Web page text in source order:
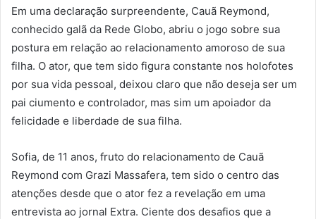
Em uma declaração surpreendente, Cauã Reymond,
conhecido galã da Rede Globo, abriu o jogo sobre sua
postura em relação ao relacionamento amoroso de sua
filha. O ator, que tem sido figura constante nos holofotes
por sua vida pessoal, deixou claro que não deseja ser um
pai ciumento e controlador, mas sim um apoiador da
felicidade e liberdade de sua filha.
Sofia, de 11 anos, fruto do relacionamento de Cauã
Reymond com Grazi Massafera, tem sido o centro das
atenções desde que o ator fez a revelação em uma
entrevista ao jornal Extra. Ciente dos desafios que a